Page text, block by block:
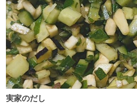
実家のだし